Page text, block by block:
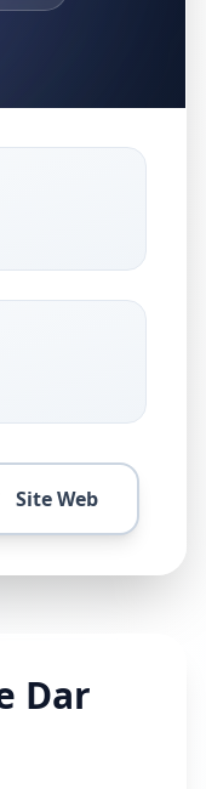
Site Web
Dar